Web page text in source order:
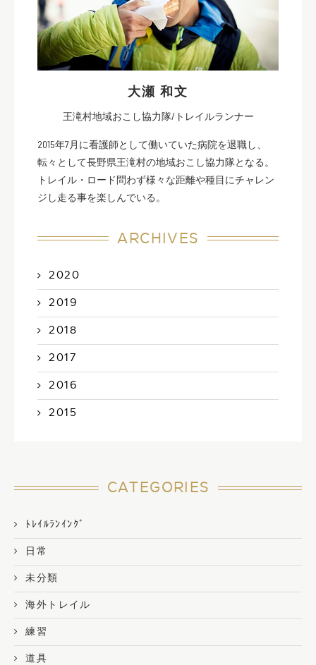
大瀬 和文
王滝村地域おこし協力隊/トレイルランナー
2015年7月に看護師として働いていた病院を退職し、
転々として長野県王滝村の地域おこし協力隊となる。
トレイル・ロード問わず様々な距離や種目にチャレン
ジし走る事を楽しんでいる。
ARCHIVES
2020
2019
2018
2017
2016
2015
CATEGORIES
ﾄﾚｲﾙﾗﾝｲﾝｸﾞ
日常
未分類
海外トレイル
練習
道具